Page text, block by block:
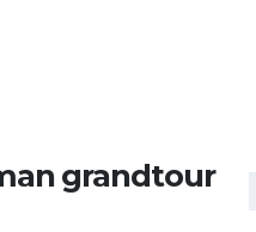
grandtour